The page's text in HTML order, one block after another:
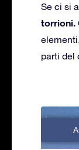
Se ci si
torrioni.
parti del